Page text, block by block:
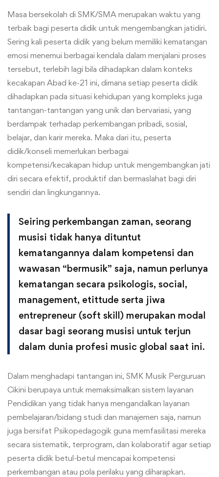
Masa bersekolah di SMK/SMA merupakan waktu yang
terbaik bagi peserta didik untuk mengembangkan jatidiri.
Sering kali peserta didik yang belum memiliki kematangan
emosi menemui berbagai kendala dalam menjalani proses
tersebut, terlebih lagi bila dihadapkan dalam konteks
kecakapan Abad ke-21 ini, dimana setiap peserta didik
dihadapkan pada situasi kehidupan yang kompleks juga
tantangan-tantangan yang unik dan bervariasi, yang
berdampak terhadap perkembangan pribadi, sosial,
belajar, dan karir mereka. Maka dari itu, peserta
didik/konseli memerlukan berbagai
kompetensi/kecakapan hidup untuk mengembangkan jati
diri secara efektif, produktif dan bermaslahat bagi diri
sendiri dan lingkungannya.
Seiring perkembangan zaman, seorang
musisi tidak hanya dituntut
kematangannya dalam kompetensi dan
wawasan “bermusik” saja, namun perlunya
kematangan secara psikologis, social,
management, etittude serta jiwa
entrepreneur (soft skill) merupakan modal
dasar bagi seorang musisi untuk terjun
dalam dunia profesi music global saat ini.
Dalam menghadapi tantangan ini, SMK Musik Perguruan
Cikini berupaya untuk memaksimalkan sistem layanan
Pendidikan yang tidak hanya mengandalkan layanan
pembelajaran/bidang studi dan manajemen saja, namun
juga bersifat Psikopedagogik guna memfasilitasi mereka
secara sistematik, terprogram, dan kolaboratif agar setiap
peserta didik betul-betul mencapai kompetensi
perkembangan atau pola perilaku yang diharapkan.